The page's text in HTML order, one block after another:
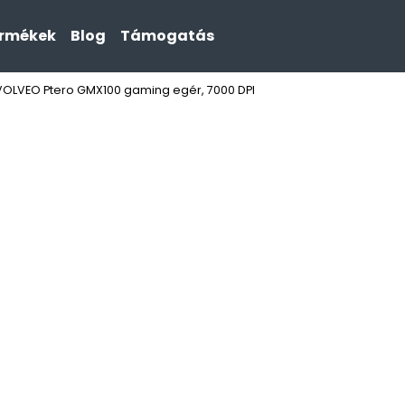
Blog Támogatás
Ptero GMX100 gaming egér, 7000 DPI
Mit keres?